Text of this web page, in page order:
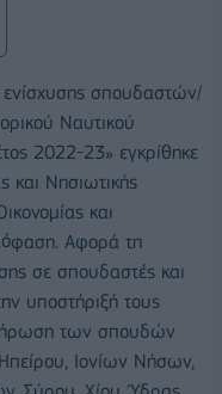
ενίσχυσης σπουδαστών/
Ναυτικού
2022-23» εγκρίθηκε
και Νησιωτικής
και
Αφορά τη
σε σπουδαστές και
υποστήριξή τους
των σπουδών
Ιονίων Νήσων,